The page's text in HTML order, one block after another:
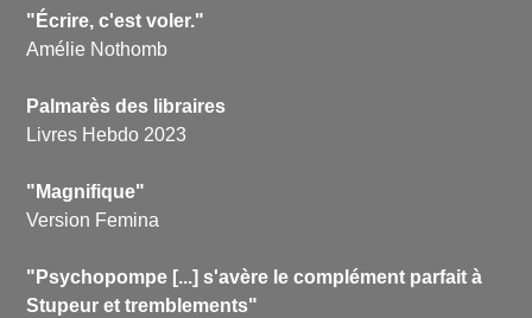
"Écrire, c'est voler."
Amélie Nothomb
Palmarès des libraires
Livres Hebdo 2023
"Magnifique"
Version Femina
"Psychopompe [...]s'avère le complément parfait à
Stupeur et tremblements"